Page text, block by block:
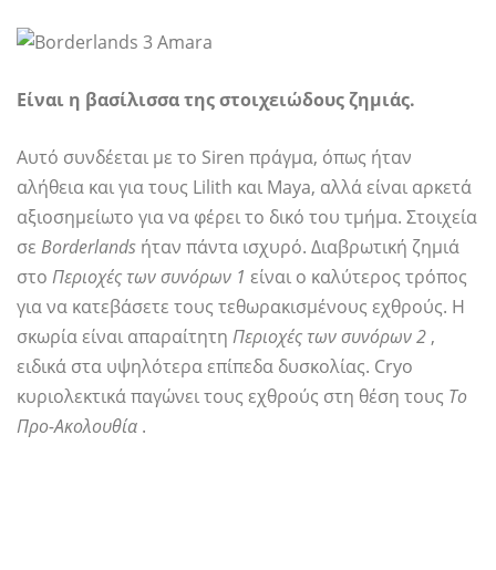
Είναι η βασίλισσα της στοιχειώδους ζημιάς.
Αυτό συνδέεται με το Siren πράγμα, όπως ήταν
αλήθεια και για τους Lilith και Maya, αλλά είναι αρκετά
αξιοσημείωτο για να φέρει το δικό του τμήμα. Στοιχεία
σε Borderlands ήταν πάντα ισχυρό. Διαβρωτική ζημιά
στο Περιοχές των συνόρων 1 είναι ο καλύτερος τρόπος
για να κατεβάσετε τους τεθωρακισμένους εχθρούς. Η
σκωρία είναι απαραίτητη Περιοχές των συνόρων 2 ,
ειδικά στα υψηλότερα επίπεδα δυσκολίας. Cryo
κυριολεκτικά παγώνει τους εχθρούς στη θέση τους Το
Προ-Ακολουθία .